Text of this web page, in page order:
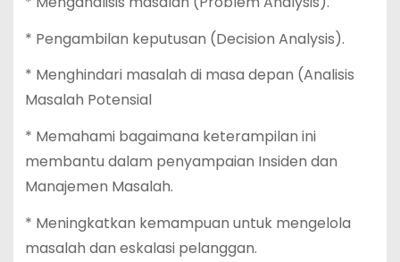
* Pengambilan keputusan (Decision Analysis).
* Menghindari masalah di masa depan (Analisis
Masalah Potensial
* Memahami bagaimana keterampilan ini
membantu dalam penyampaian Insiden dan
Manajemen Masalah.
* Meningkatkan kemampuan untuk mengelola
masalah dan eskalasi pelanggan.